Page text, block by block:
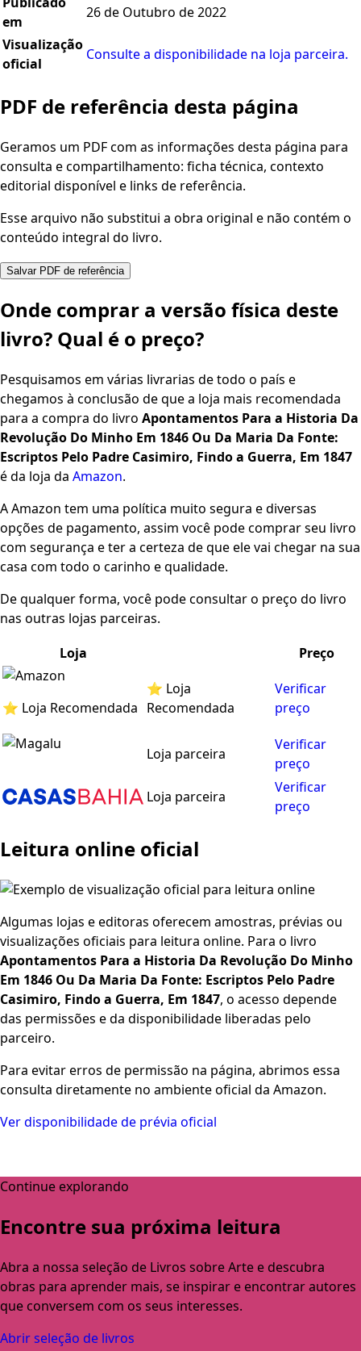
em
26 de Outubro de 2022
Visualização
oficial
Consulte a disponibilidade na loja parceira.
PDF de referência desta página
Geramos um PDF com as informações desta página para
consulta e compartilhamento: ficha técnica, contexto
editorial disponível e links de referência.
Esse arquivo não substitui a obra original e não contém o
conteúdo integral do livro.
Salvar PDF de referência
Onde comprar a versão física deste
livro? Qual é o preço?
Pesquisamos em várias livrarias de todo o país e
chegamos à conclusão de que a loja mais recomendada
para a compra do livro Apontamentos Para a Historia Da
Revolução Do Minho Em 1846 Ou Da Maria Da Fonte:
Escriptos Pelo Padre Casimiro, Findo a Guerra, Em 1847
é da loja da Amazon.
A Amazon tem uma política muito segura e diversas
opções de pagamento, assim você pode comprar seu livro
com segurança e ter a certeza de que ele vai chegar na sua
casa com todo o carinho e qualidade.
De qualquer forma, você pode consultar o preço do livro
nas outras lojas parceiras.
Loja
Preço
⭐ Loja Recomendada
⭐ Loja
Recomendada
Verificar
preço
Loja parceira
Verificar
preço
Loja parceira
Verificar
preço
Leitura online oficial
Algumas lojas e editoras oferecem amostras, prévias ou
visualizações oficiais para leitura online. Para o livro
Apontamentos Para a Historia Da Revolução Do Minho
Em 1846 Ou Da Maria Da Fonte: Escriptos Pelo Padre
Casimiro, Findo a Guerra, Em 1847, o acesso depende
das permissões e da disponibilidade liberadas pelo
parceiro.
Para evitar erros de permissão na página, abrimos essa
consulta diretamente no ambiente oficial da Amazon.
Ver disponibilidade de prévia oficial
Continue explorando
Encontre sua próxima leitura
Abra a nossa seleção de Livros sobre Arte e descubra
obras para aprender mais, se inspirar e encontrar autores
que conversem com os seus interesses.
Abrir seleção de livros